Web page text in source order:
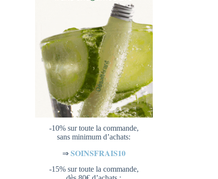
-10% sur toute la commande,
sans minimum d’achats:
⇒ SOINSFRAIS10
-15% sur toute la commande,